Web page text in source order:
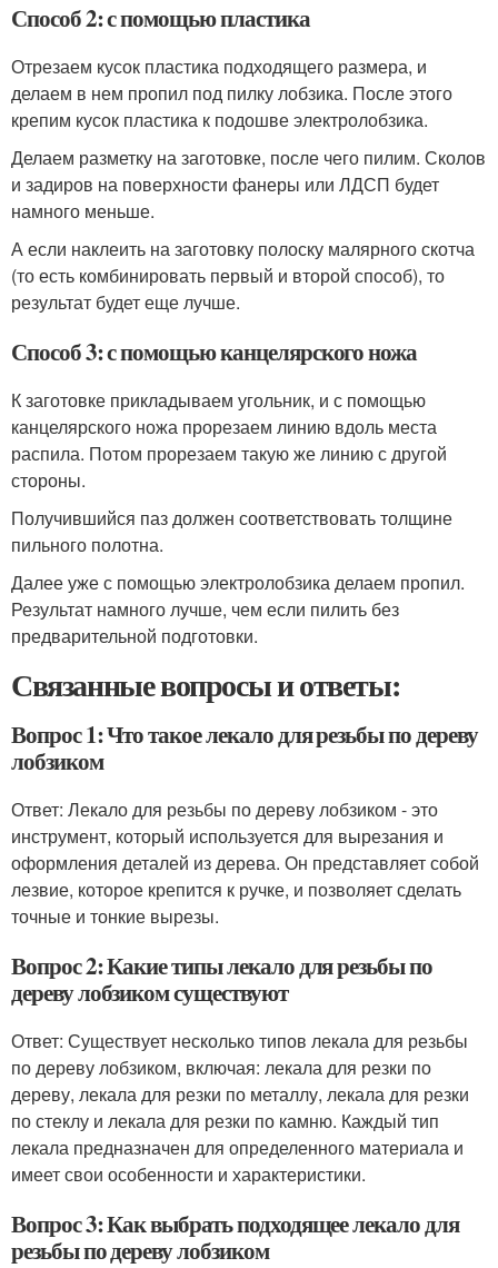
Способ 2: с помощью пластика
Отрезаем кусок пластика подходящего размера, и
делаем в нем пропил под пилку лобзика. После этого
крепим кусок пластика к подошве электролобзика.
Делаем разметку на заготовке, после чего пилим. Сколов
и задиров на поверхности фанеры или ЛДСП будет
намного меньше.
А если наклеить на заготовку полоску малярного скотча
(то есть комбинировать первый и второй способ), то
результат будет еще лучше.
Способ 3: с помощью канцелярского ножа
К заготовке прикладываем угольник, и с помощью
канцелярского ножа прорезаем линию вдоль места
распила. Потом прорезаем такую же линию с другой
стороны.
Получившийся паз должен соответствовать толщине
пильного полотна.
Далее уже с помощью электролобзика делаем пропил.
Результат намного лучше, чем если пилить без
предварительной подготовки.
Связанные вопросы и ответы:
Вопрос 1: Что такое лекало для резьбы по дереву
лобзиком
Ответ: Лекало для резьбы по дереву лобзиком - это
инструмент, который используется для вырезания и
оформления деталей из дерева. Он представляет собой
лезвие, которое крепится к ручке, и позволяет сделать
точные и тонкие вырезы.
Вопрос 2: Какие типы лекало для резьбы по
дереву лобзиком существуют
Ответ: Существует несколько типов лекала для резьбы
по дереву лобзиком, включая: лекала для резки по
дереву, лекала для резки по металлу, лекала для резки
по стеклу и лекала для резки по камню. Каждый тип
лекала предназначен для определенного материала и
имеет свои особенности и характеристики.
Вопрос 3: Как выбрать подходящее лекало для
резьбы по дереву лобзиком